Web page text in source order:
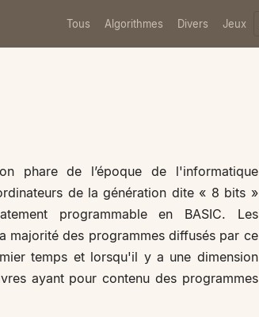
Tous Algorithmes Divers Jeux
phare de l’époque de l'informatique
de la génération dite « 8 bits »
programmable en BASIC. Les
majorité des programmes diffusés par ce
temps et lorsqu'il y a une dimension
ayant pour contenu des programmes